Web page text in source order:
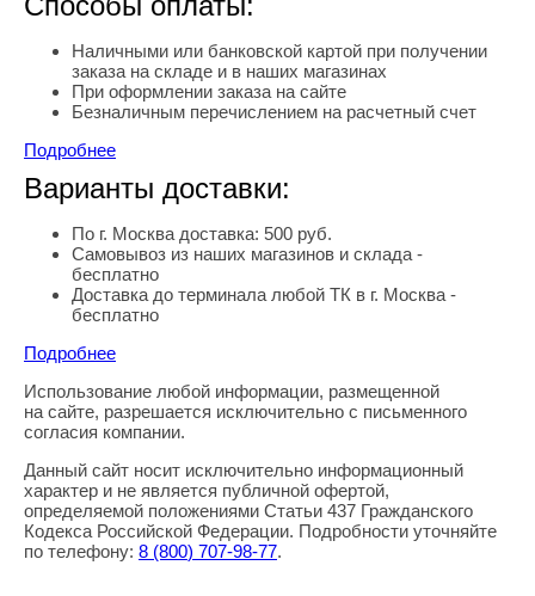
Наличными или банковской картой при получении
заказа на складе и в наших магазинах
При оформлении заказа на сайте
Безналичным перечислением на расчетный счет
Подробнее
Варианты доставки:
По г. Москва доставка: 500 руб.
Самовывоз из наших магазинов и склада -
бесплатно
Доставка до терминала любой ТК в г. Москва -
бесплатно
Подробнее
Правовая информация
Использование любой информации, размещенной
на сайте, разрешается исключительно с письменного
согласия компании.
Данный сайт носит исключительно информационный
характер и не является публичной офертой,
определяемой положениями Статьи 437 Гражданского
Кодекса Российской Федерации. Подробности уточняйте
по телефону: 8 (800) 707-98-77.